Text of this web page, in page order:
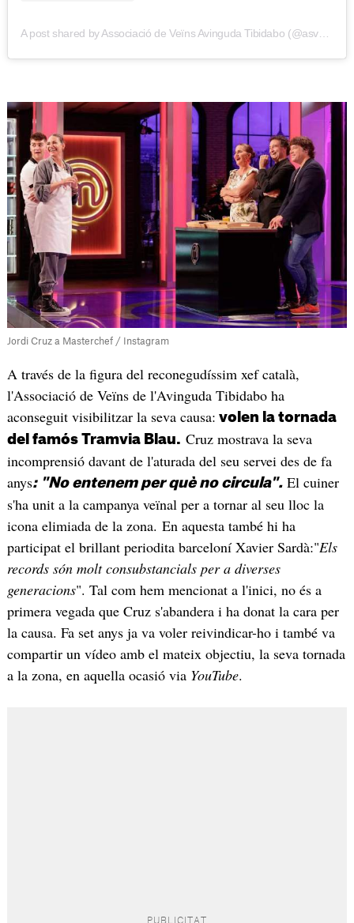
Jordi Cruz a Masterchef / Instagram
A través de la figura del reconegudíssim xef català,
l'Associació de Veïns de l'Avinguda Tibidabo ha
aconseguit visibilitzar la seva causa: volen la tornada
del famós Tramvia Blau. Cruz mostrava la seva
incomprensió davant de l'aturada del seu servei des de fa
anys: "No entenem per què no circula".El cuiner
s'ha unit a la campanya veïnal per a tornar al seu lloc la
icona elimiada de la zona. En aquesta també hi ha
participat el brillant periodita barceloní Xavier Sardà:"Els
records són molt consubstancials per a diverses
generacions". Tal com hem mencionat a l'inici, no és a
primera vegada que Cruz s'abandera i ha donat la cara per
la causa. Fa set anys ja va voler reivindicar-ho i també va
compartir un vídeo amb el mateix objectiu, la seva tornada
a la zona, en aquella ocasió via YouTube.